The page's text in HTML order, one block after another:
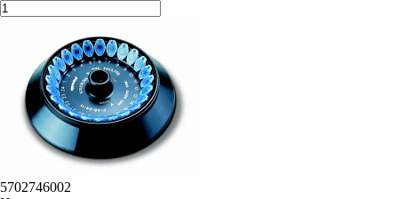
5702746002